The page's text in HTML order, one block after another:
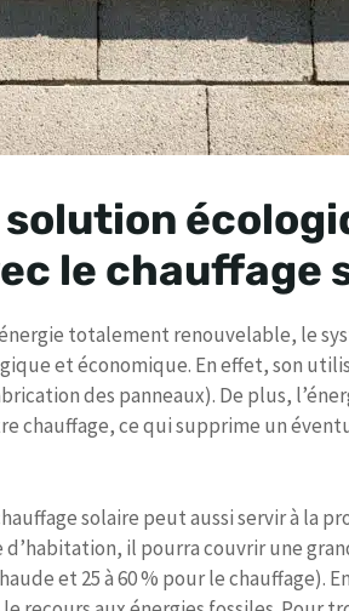
le chauffage
totalement renouvelable, le
et économique. En effet, son
des panneaux). De plus,
chauffage, ce qui supprime un
solaire peut aussi servir à la
il pourra couvrir une
et 25 à 60 % pour le chauffage).